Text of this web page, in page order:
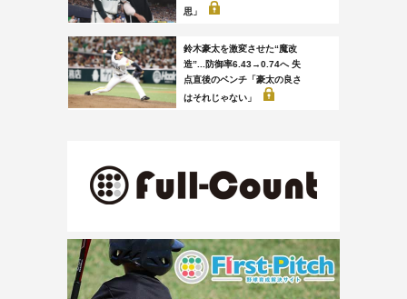
思」
鈴木豪太を激変させた“魔改
造”...防御率6.43→0.74へ 失
点直後のベンチ「豪太の良さ
はそれじゃない」